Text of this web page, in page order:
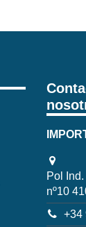
Pol
nº10
+34